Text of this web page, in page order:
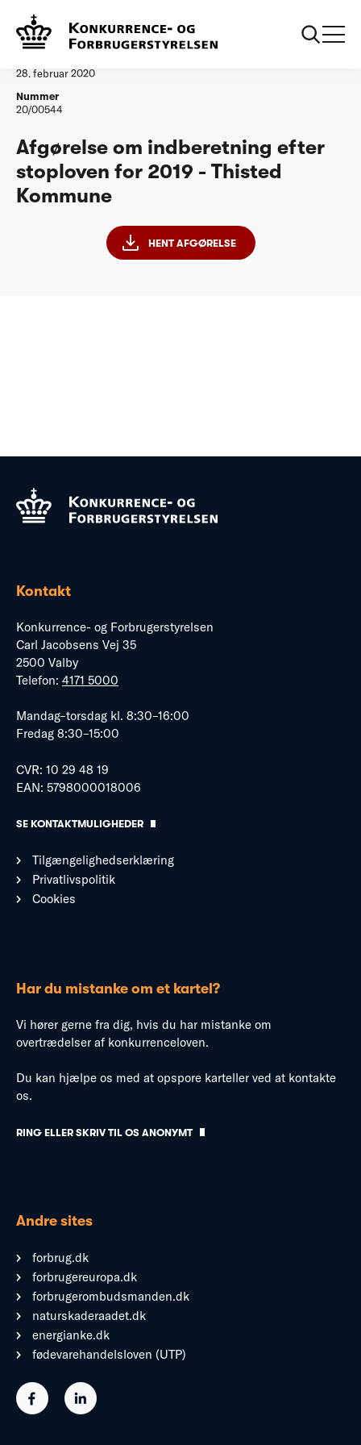
Vandtilsyn
28. februar 2020
Nummer
20/00544
Afgørelse om indberetning efter
stoploven for 2019 - Thisted
Kommune
HENT AFGØRELSE
Kontakt
Konkurrence- og Forbrugerstyrelsen
Carl Jacobsens Vej 35
2500 Valby
Telefon: 4171 5000
Mandag–torsdag kl. 8:30–16:00
Fredag 8:30–15:00
CVR: 10 29 48 19
EAN: 5798000018006
SE KONTAKTMULIGHEDER
Tilgængelighedserklæring
Privatlivspolitik
Cookies
Har du mistanke om et kartel?
Vi hører gerne fra dig, hvis du har mistanke om
overtrædelser af konkurrenceloven.
Du kan hjælpe os med at opspore karteller ved at kontakte
os.
RING ELLER SKRIV TIL OS ANONYMT
Andre sites
forbrug.dk
forbrugereuropa.dk
forbrugerombudsmanden.dk
naturskaderaadet.dk
energianke.dk
fødevarehandelsloven (UTP)